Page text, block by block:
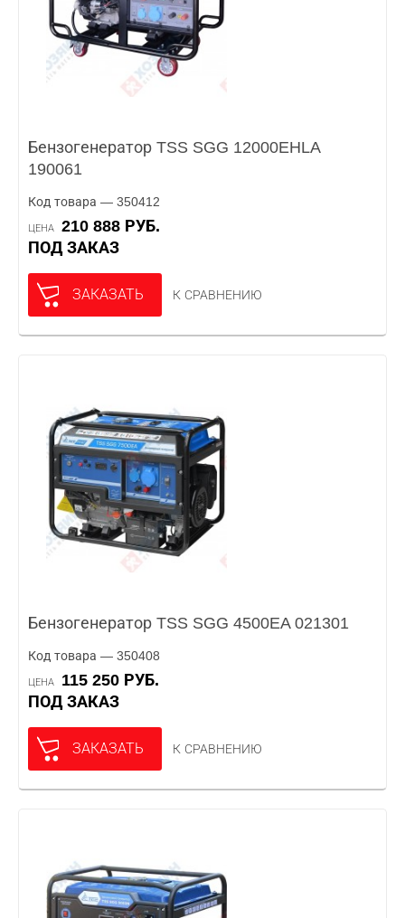
Бензогенератор TSS SGG 12000EHLA
190061
Код товара — 350412
ЦЕНА
210 888 РУБ.
ПОД ЗАКАЗ
ЗАКАЗАТЬ К СРАВНЕНИЮ
Бензогенератор TSS SGG 4500EA 021301
Код товара — 350408
ЦЕНА
115 250 РУБ.
ПОД ЗАКАЗ
ЗАКАЗАТЬ К СРАВНЕНИЮ